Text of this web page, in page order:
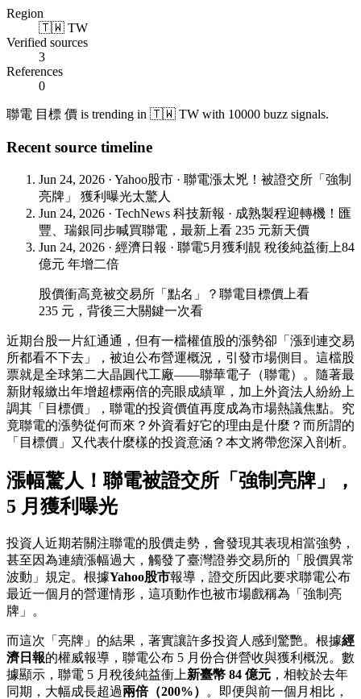
Region
🇹🇼 TW
Verified sources
3
References
0
聯電 目標 價 is trending in 🇹🇼 TW with 10000 buzz signals.
Recent source timeline
Jun 24, 2026 · Yahoo股市 · 聯電漲太兇！被證交所「強制
亮牌」 獲利曝光太驚人
Jun 24, 2026 · TechNews 科技新報 · 成熟製程迎轉機！匯
豐、瑞銀同步喊買聯電，最新上看 235 元新天價
Jun 24, 2026 · 經濟日報 · 聯電5月獲利靚 稅後純益衝上84
億元 年增二倍
股價衝高竟被交易所「點名」？聯電目標價上看
235 元，背後三大關鍵一次看
近期台股一片紅通通，但有一檔權值股的漲勢卻「漲到連交易
所都看不下去」，被迫公布營運概況，引發市場側目。這檔股
票就是全球第二大晶圓代工廠——聯華電子（聯電）。隨著最
新財報繳出年增超標兩倍的亮眼成績單，加上外資法人紛紛上
調其「目標價」，聯電的投資價值再度成為市場熱議焦點。究
竟聯電的漲勢從何而來？外資看好它的理由是什麼？而所謂的
「目標價」又代表什麼樣的投資意涵？本文將帶您深入剖析。
漲幅驚人！聯電被證交所「強制亮牌」，
5 月獲利曝光
投資人近期若關注聯電的股價走勢，會發現其表現相當強勢，
甚至因為連續漲幅過大，觸發了臺灣證券交易所的「股價異常
波動」規定。根據Yahoo股市報導，證交所因此要求聯電公布
最近一個月的營運情形，這項動作也被市場戲稱為「強制亮
牌」。
而這次「亮牌」的結果，著實讓許多投資人感到驚艷。根據經
濟日報的權威報導，聯電公布 5 月份合併營收與獲利概況。數
據顯示，聯電 5 月稅後純益衝上新臺幣 84 億元 ，相較於去年
同期，大幅成長超過兩倍（200%）
。即便與前一個月相比，